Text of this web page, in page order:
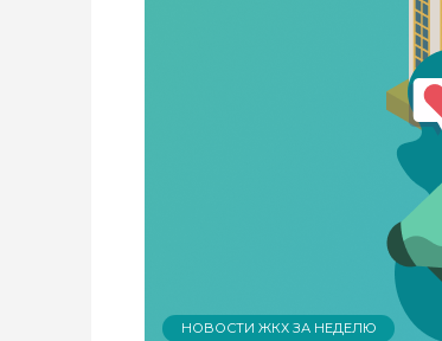
НОВОСТИ ЖКХ ЗА НЕДЕЛЮ